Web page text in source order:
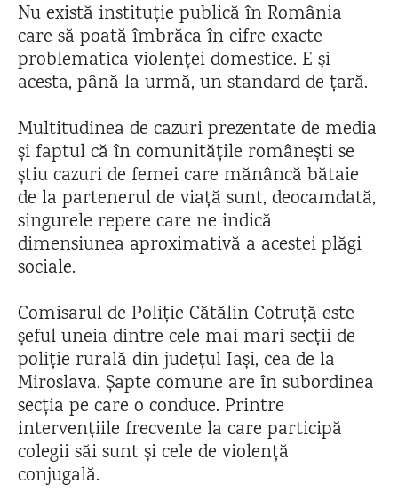
Nu există instituție publică în România
care să poată îmbrăca în cifre exacte
problematica violenței domestice. E și
acesta, până la urmă, un standard de țară.
Multitudinea de cazuri prezentate de media
și faptul că în comunitățile românești se
știu cazuri de femei care mănâncă bătaie
de la partenerul de viață sunt, deocamdată,
singurele repere care ne indică
dimensiunea aproximativă a acestei plăgi
sociale.
Comisarul de Poliție Cătălin Cotruță este
șeful uneia dintre cele mai mari secții de
poliție rurală din județul Iași, cea de la
Miroslava. Șapte comune are în subordinea
secția pe care o conduce. Printre
intervențiile frecvente la care participă
colegii săi sunt și cele de violență
conjugală.